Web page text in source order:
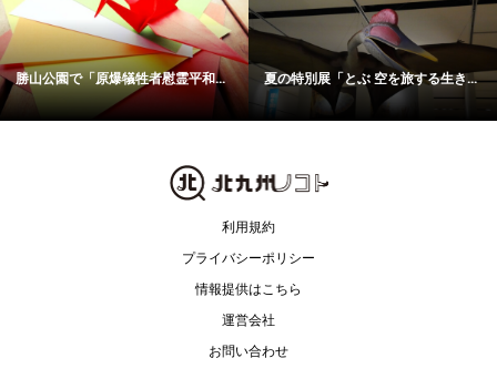
勝山公園で「原爆犠牲者慰霊平和... 夏の特別展「とぶ 空を旅する生き...
利用規約
プライバシーポリシー
情報提供はこちら
運営会社
お問い合わせ